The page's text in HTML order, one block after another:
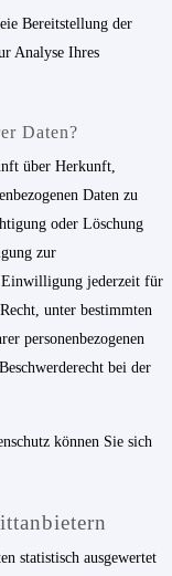
Bereitstellung der
Analyse Ihres
Daten?
über Herkunft,
Daten zu
oder Löschung
zur
Einwilligung jederzeit für
unter bestimmten
personenbezogenen
bei der
können Sie sich
statistisch ausgewertet